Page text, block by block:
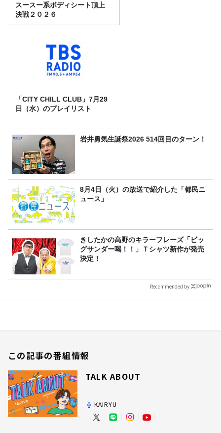
スースー系ボディシート頂上
決戦２０２６
「CITY CHILL CLUB」7月29
日（水）のプレイリスト
岩井勇気生誕祭2026 514回目のターン！
8月4日（火）の放送で紹介した「都民ニ
ュース」
きしたかの高野のキラーフレーズ「ビッ
グサンダー喝！！」Ｔシャツ新作が発売
決定！
Recommended by
この記事の番組情報
TALK ABOUT
KAIRYU